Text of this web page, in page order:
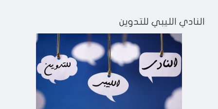
النادي الليبي للتدوين